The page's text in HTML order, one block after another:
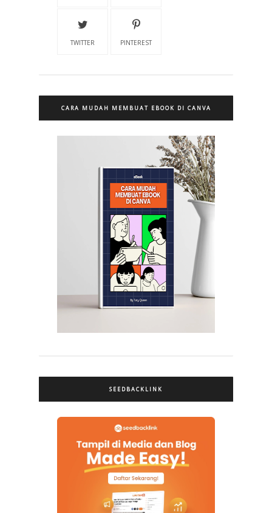
TWITTER PINTEREST
CARA MUDAH MEMBUAT EBOOK DI CANVA
SEEDBACKLINK